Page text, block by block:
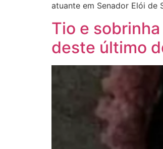
atuante em Senador Elói
Tio e
deste último